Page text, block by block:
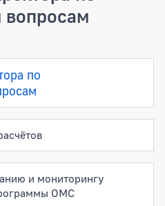
вопросам
по
по
и мониторингу
ОМС